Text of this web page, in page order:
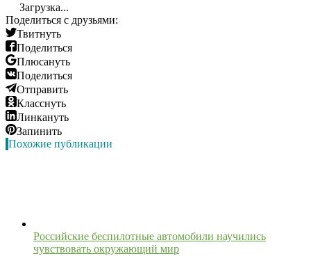
Загрузка...
Поделиться с друзьями:
Твитнуть
Поделиться
Плюсануть
Поделиться
Отправить
Класснуть
Линкануть
Запинить
Похожие публикации
Российские беспилотные автомобили научились
чувствовать окружающий мир